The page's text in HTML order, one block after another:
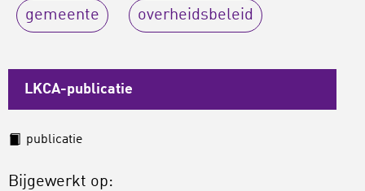
gemeente overheidsbeleid
LKCA-publicatie
publicatie
Bijgewerkt op: